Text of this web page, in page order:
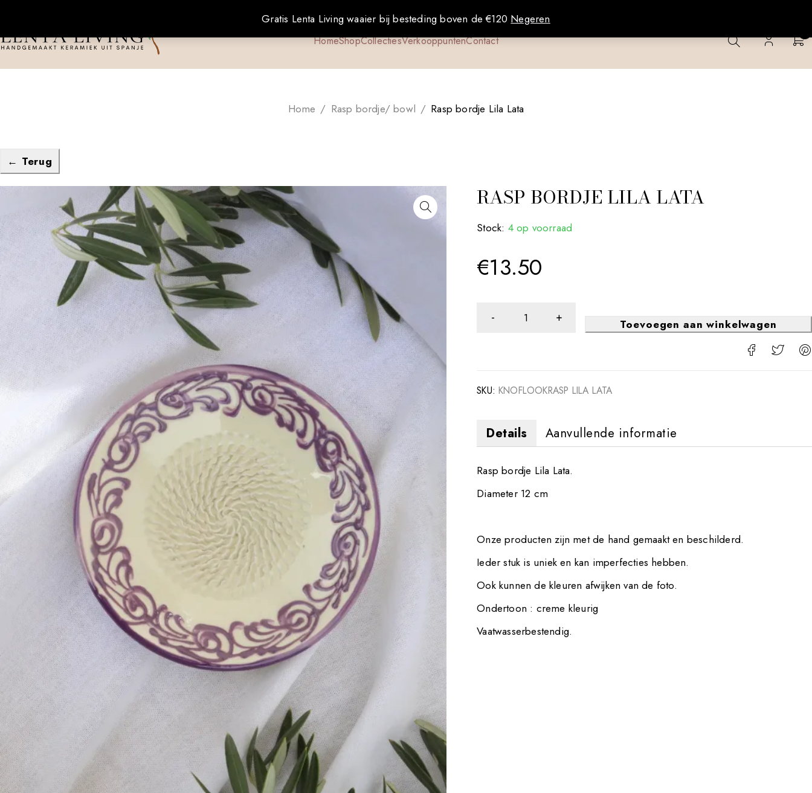
Gratis Lenta Living waaier bij besteding boven de €120 Negeren
HomeShopCollectiesVerkooppuntenContact
Home / Rasp bordje/ bowl / Rasp bordje Lila Lata
← Terug
RASP BORDJE LILA LATA
Stock: 4 op voorraad
€13.50
Toevoegen aan winkelwagen
SKU: KNOFLOOKRASP LILA LATA
Details Aanvullende informatie
Rasp bordje Lila Lata.
Diameter 12 cm
Onze producten zijn met de hand gemaakt en beschilderd.
Ieder stuk is uniek en kan imperfecties hebben.
Ook kunnen de kleuren afwijken van de foto.
Ondertoon : creme kleurig
Vaatwasserbestendig.